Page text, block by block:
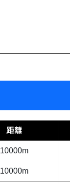
距離
10000m
10000m